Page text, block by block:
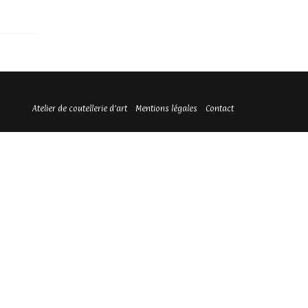
Atelier de coutellerie d’art Mentions légales Contact